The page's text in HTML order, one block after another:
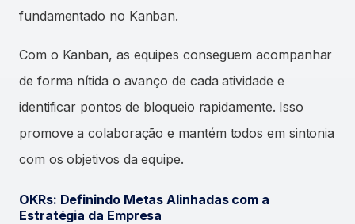
fundamentado no Kanban.
Com o Kanban, as equipes conseguem acompanhar
de forma nítida o avanço de cada atividade e
identificar pontos de bloqueio rapidamente. Isso
promove a colaboração e mantém todos em sintonia
com os objetivos da equipe.
OKRs: Definindo Metas Alinhadas com a
Estratégia da Empresa